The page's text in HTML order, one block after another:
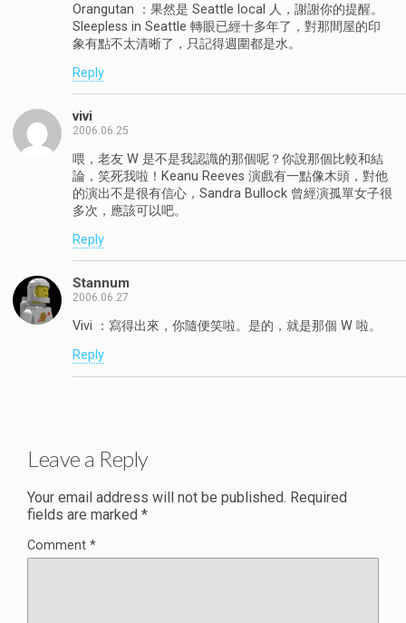
Orangutan ：果然是 Seattle local 人，謝謝你的提醒。
Sleepless in Seattle 轉眼已經十多年了，對那間屋的印
象有點不太清晰了，只記得週圍都是水。
Reply
vivi
2006.06.25
喂，老友 W 是不是我認識的那個呢？你說那個比較和結
論，笑死我啦！Keanu Reeves 演戲有一點像木頭，對他
的演出不是很有信心，Sandra Bullock 曾經演孤單女子很
多次，應該可以吧。
Reply
Stannum
2006.06.27
Vivi ：寫得出來，你隨便笑啦。是的，就是那個 W 啦。
Reply
Leave a Reply
Your email address will not be published. Required
fields are marked *
Comment *